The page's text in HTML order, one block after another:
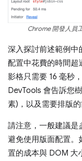
Chrome 開發人員
深入探討前述範例中
配置中花費的時間超
影格只需要 16 毫秒
DevTools 會告訴您
素)，以及需要排版的
請注意，一般建議是
避免使用版面配置。
置的成本與 DOM 大